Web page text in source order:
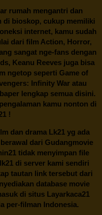
rumah mengantri dan
di bioskop, cukup memiliki
internet, kamu sudah
dari film Action, Horror,
sangat nge-fans dengan
Keanu Reeves juga bisa
ngetop seperti Game of
Infinity War atau
lengkap semua disini.
kamu nonton di
!
dan dramaLk21yg ada
dari Gudangmovie
tidak menyimpan file
di server kami sendiri
tautan link tersebut dari
database movie
di situs Layarkaca21
per-filman Indonesia.